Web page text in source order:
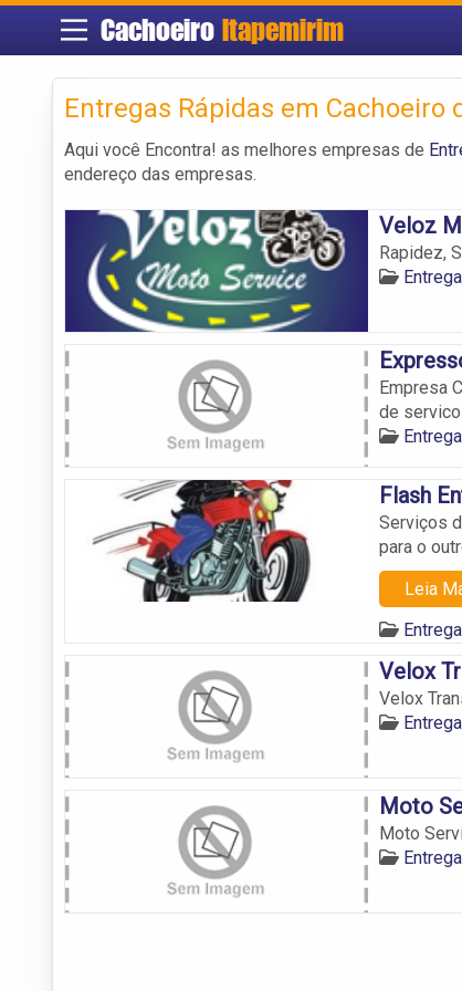
Cachoeiro Itapemirim
Entregas Rápidas em Cachoeiro
Aqui você Encontra! as melhores empresas de
endereço das empresas.
Veloz
Rapidez,
Empresa
de
Flash
Serviços
para o
Leia
Velox
Velox
Moto
Moto